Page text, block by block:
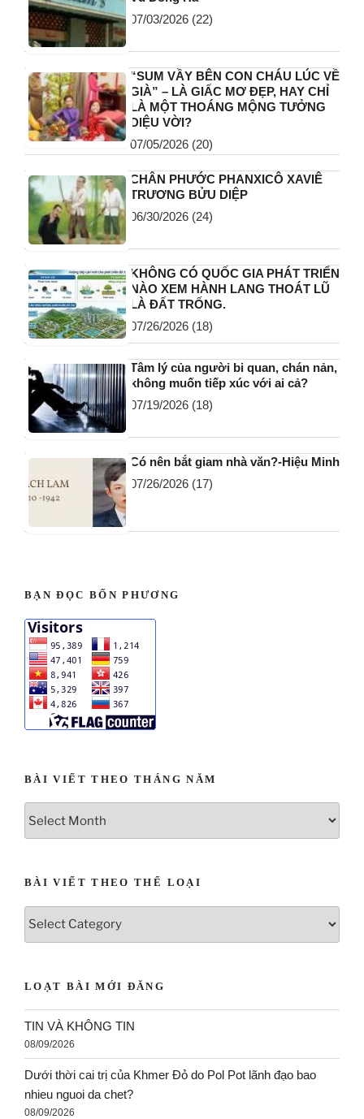
07/03/2026 (22)
“SUM VẦY BÊN CON CHÁU LÚC VỀ
GIÀ” – LÀ GIẤC MƠ ĐẸP, HAY CHỈ
LÀ MỘT THOÁNG MỘNG TƯỞNG
DIỆU VỜI?
07/05/2026 (20)
CHÂN PHƯỚC PHANXICÔ XAVIÊ
TRƯƠNG BỬU DIỆP
06/30/2026 (24)
KHÔNG CÓ QUỐC GIA PHÁT TRIỂN
NÀO XEM HÀNH LANG THOÁT LŨ
LÀ ĐẤT TRỐNG.
07/26/2026 (18)
Tâm lý của người bi quan, chán nản,
không muốn tiếp xúc với ai cả?
07/19/2026 (18)
Có nên bắt giam nhà văn?-Hiệu Minh
07/26/2026 (17)
BẠN ĐỌC BỐN PHƯƠNG
BÀI VIẾT THEO THÁNG NĂM
BÀI VIẾT THEO THỂ LOẠI
LOẠT BÀI MỚI ĐĂNG
TIN VÀ KHÔNG TIN
08/09/2026
Dưới thời cai trị của Khmer Đỏ do Pol Pot lãnh đạo bao
nhieu nguoi da chet?
08/09/2026